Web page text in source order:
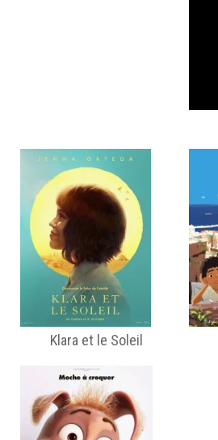
Klara et le Soleil